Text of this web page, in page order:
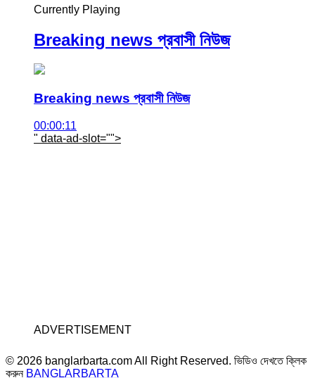
Currently Playing
Breaking news প্রবাসী নিউজ
Breaking news প্রবাসী নিউজ
00:00:11
" data-ad-slot="">
ADVERTISEMENT
© 2026 banglarbarta.com All Right Reserved. ভিডিও দেখতে ক্লিক
করুন BANGLARBARTA